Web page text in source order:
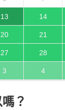
13 14
20 21
27 28
3 4
？